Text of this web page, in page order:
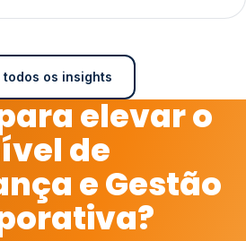
todos os insights
elevar o
de
e Gestão